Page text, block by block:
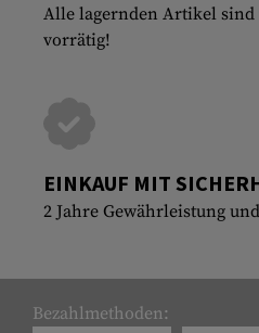
Alle lagernden Artikel sind
vorrätig!
EINKAUF MIT
2 Jahre Gewährleistung
Bezahlmethoden: